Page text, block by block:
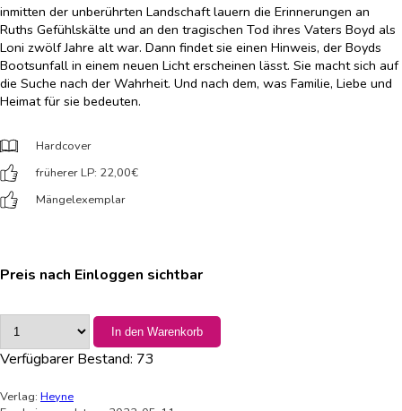
inmitten der unberührten Landschaft lauern die Erinnerungen an
Ruths Gefühlskälte und an den tragischen Tod ihres Vaters Boyd als
Loni zwölf Jahre alt war. Dann findet sie einen Hinweis, der Boyds
Bootsunfall in einem neuen Licht erscheinen lässt. Sie macht sich auf
die Suche nach der Wahrheit. Und nach dem, was Familie, Liebe und
Heimat für sie bedeuten.
Hardcover
früherer LP: 22,00€
Mängelexemplar
Preis nach Einloggen sichtbar
In den Warenkorb
Verfügbarer Bestand: 73
Verlag: Heyne